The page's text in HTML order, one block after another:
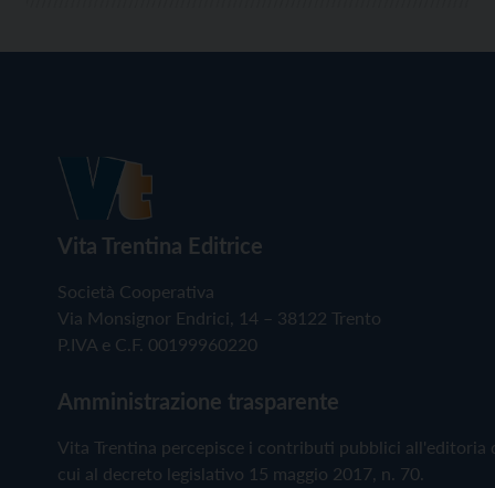
Vita Trentina Editrice
Società Cooperativa
Via Monsignor Endrici, 14 – 38122 Trento
P.IVA e C.F. 00199960220
Amministrazione trasparente
Vita Trentina percepisce i contributi pubblici all'editoria
cui al decreto legislativo 15 maggio 2017, n. 70.